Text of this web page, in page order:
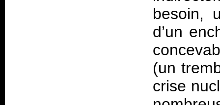
besoin,
d’un
(un
crise